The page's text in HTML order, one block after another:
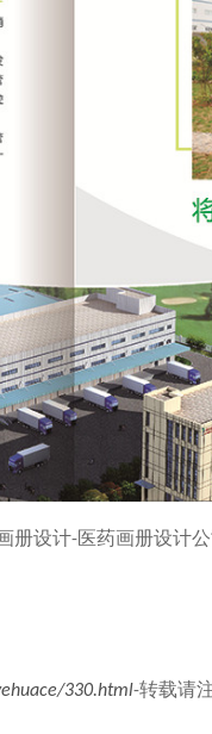
册设计-医药画册设计公
330.html-转载请